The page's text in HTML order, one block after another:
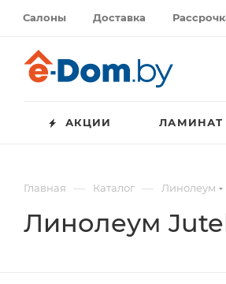
Салоны Доставка
АКЦИИ ЛАМИНАТ
Главная — Каталог — Линолеум
Линолеум